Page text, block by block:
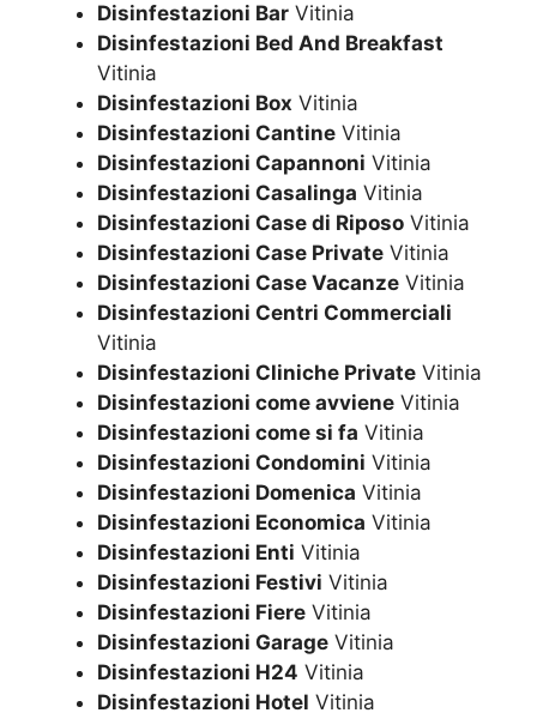
Disinfestazioni Bar Vitinia
Disinfestazioni Bed And Breakfast
Vitinia
Disinfestazioni Box Vitinia
Disinfestazioni Cantine Vitinia
Disinfestazioni Capannoni Vitinia
Disinfestazioni Casalinga Vitinia
Disinfestazioni Case di Riposo Vitinia
Disinfestazioni Case Private Vitinia
Disinfestazioni Case Vacanze Vitinia
Disinfestazioni Centri Commerciali
Vitinia
Disinfestazioni Cliniche Private Vitinia
Disinfestazioni come avviene Vitinia
Disinfestazioni come si fa Vitinia
Disinfestazioni Condomini Vitinia
Disinfestazioni Domenica Vitinia
Disinfestazioni Economica Vitinia
Disinfestazioni Enti Vitinia
Disinfestazioni Festivi Vitinia
Disinfestazioni Fiere Vitinia
Disinfestazioni Garage Vitinia
Disinfestazioni H24 Vitinia
Disinfestazioni Hotel Vitinia